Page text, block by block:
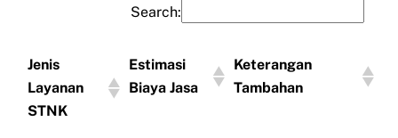
Search:
Jenis
Layanan
STNK
Estimasi
Biaya Jasa
Keterangan
Tambahan